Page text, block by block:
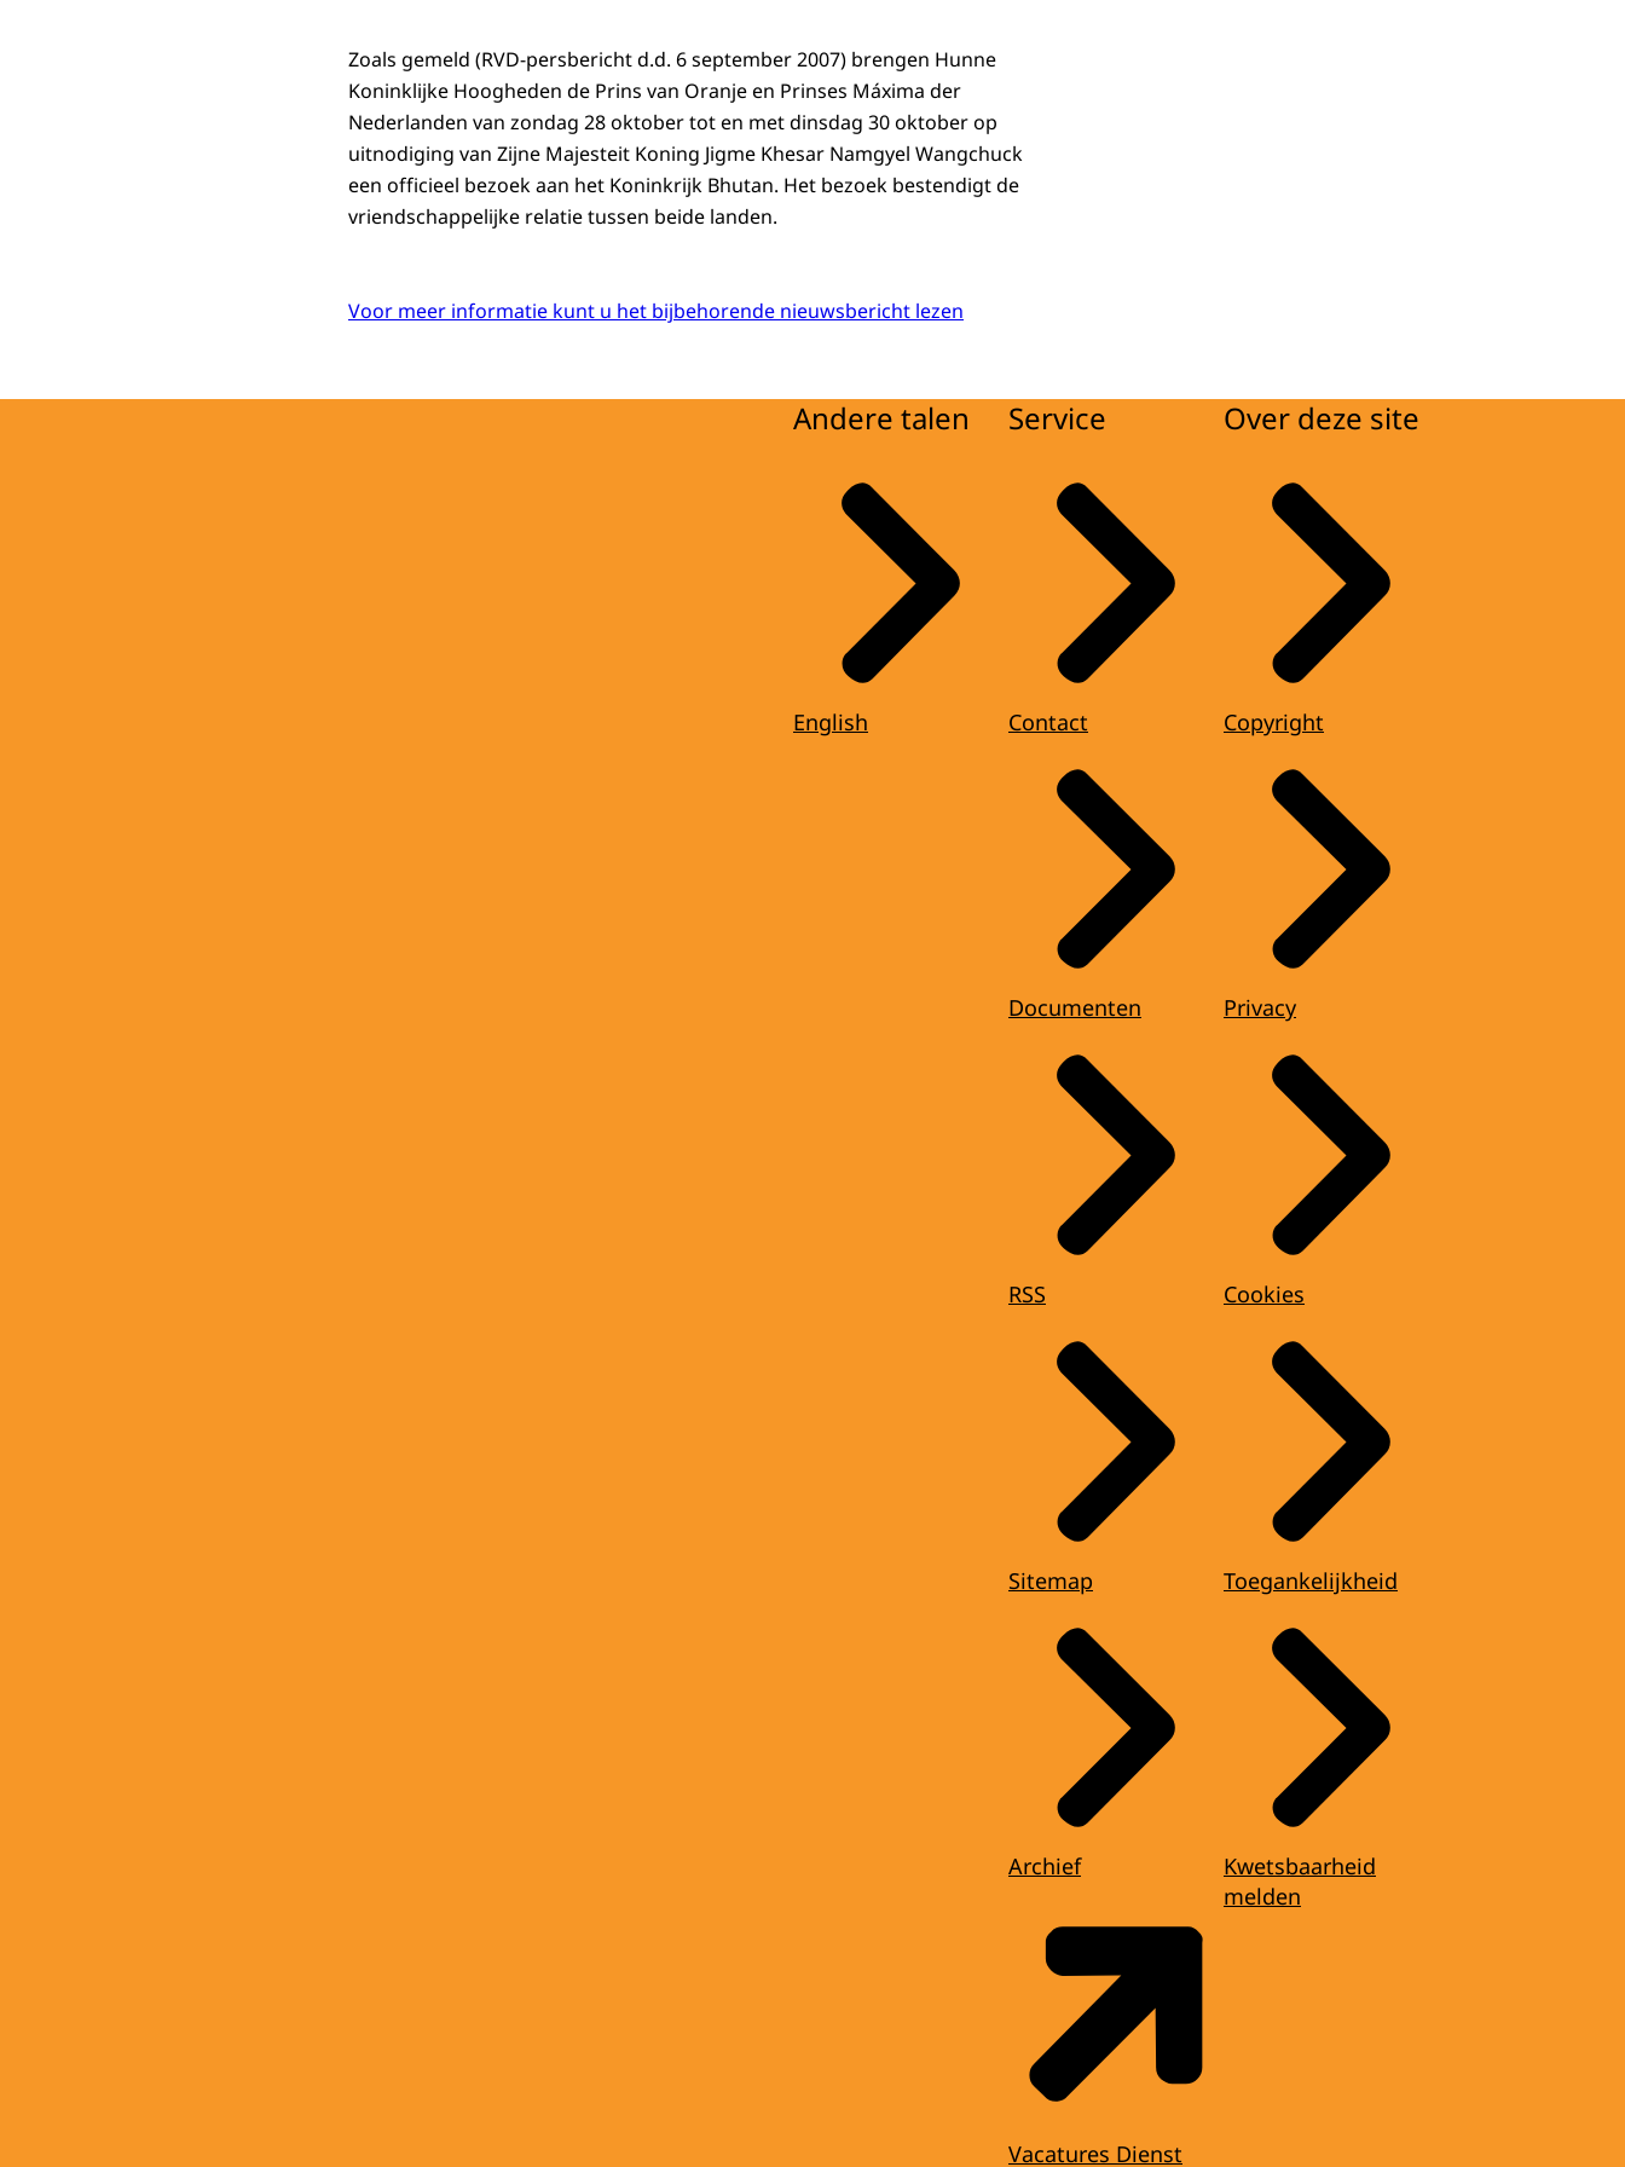
Zoals gemeld (RVD-persbericht d.d. 6 september 2007) brengen Hunne
Koninklijke Hoogheden de Prins van Oranje en Prinses Máxima der
Nederlanden van zondag 28 oktober tot en met dinsdag 30 oktober op
uitnodiging van Zijne Majesteit Koning Jigme Khesar Namgyel Wangchuck
een officieel bezoek aan het Koninkrijk Bhutan. Het bezoek bestendigt de
vriendschappelijke relatie tussen beide landen.
Voor meer informatie kunt u het bijbehorende nieuwsbericht lezen
Andere talen
English
Service
Contact
Documenten
RSS
Sitemap
Archief
Vacatures Dienst
Over deze site
Copyright
Privacy
Cookies
Toegankelijkheid
Kwetsbaarheid
melden